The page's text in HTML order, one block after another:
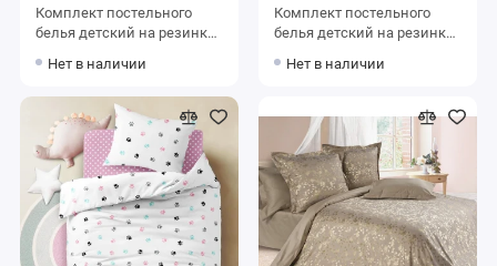
Комплект постельного
белья детский на резинке
наволочкой 40х60
Животные Василиса
Нет в наличии
Комплект постельного
белья детский на резинке
наволочкой 40х60
Нет в наличии